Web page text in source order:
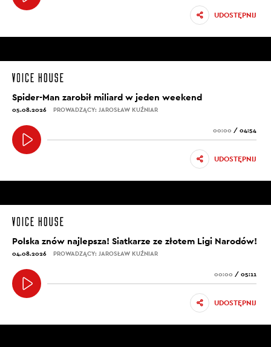
UDOSTĘPNIJ
Spider-Man zarobił miliard w jeden weekend
05.08.2026 PROWADZĄCY: JAROSŁAW KUŹNIAR
00:00 / 04:54
UDOSTĘPNIJ
Polska znów najlepsza! Siatkarze ze złotem Ligi Narodów!
04.08.2026 PROWADZĄCY: JAROSŁAW KUŹNIAR
00:00 / 05:11
UDOSTĘPNIJ